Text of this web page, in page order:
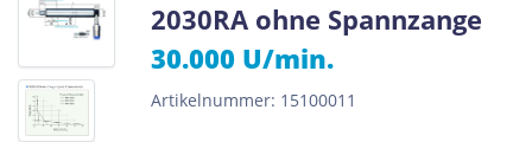
2030RA ohne Spannzange
30.000 U/min.
Artikelnummer: 15100011